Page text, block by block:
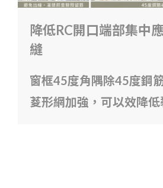
降低RC開口端部集中
縫
窗框45度角隅除45度鋼
荾形網加強，可以效降低